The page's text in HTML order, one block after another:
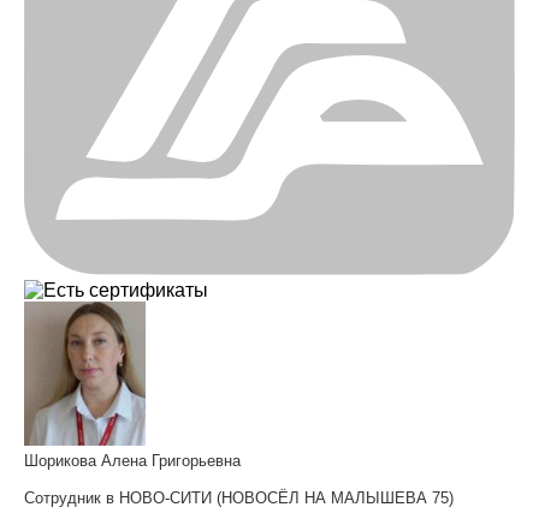
Шорикова Алена Григорьевна
Сотрудник в НОВО-СИТИ (НОВОСЁЛ НА МАЛЫШЕВА 75)